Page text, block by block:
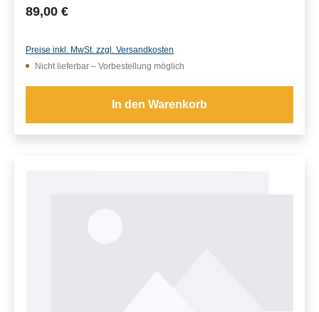
Regulärer Preis:
89,00 €
Preise inkl. MwSt. zzgl. Versandkosten
Nicht lieferbar – Vorbestellung möglich
In den Warenkorb